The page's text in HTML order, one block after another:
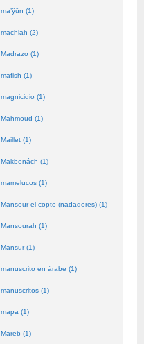
ma’ŷūn (1)
machlah (2)
Madrazo (1)
mafish (1)
magnicidio (1)
Mahmoud (1)
Maillet (1)
Makbenách (1)
mamelucos (1)
Mansour el copto (nadadores) (1)
Mansourah (1)
Mansur (1)
manuscrito en árabe (1)
manuscritos (1)
mapa (1)
Mareb (1)